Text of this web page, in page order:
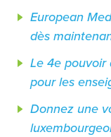
European
dès
Le 4e pouvoir
pour les
Donnez une